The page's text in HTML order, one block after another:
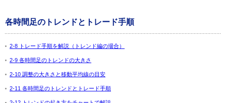
各時間足のトレンドとトレード手順
2-8 トレード手順を解説（トレンド編の場合）
2-9 各時間足のトレンドの大きさ
2-10 調整の大きさと移動平均線の目安
2-11 各時間足のトレンドとトレード手順